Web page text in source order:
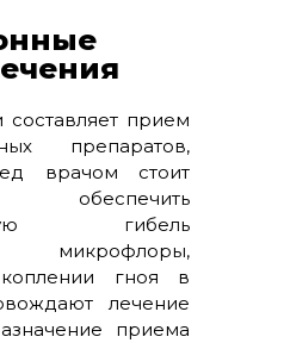
прием
препаратов,
врачом стоит
гибель
микрофлоры,
гноя в
лечение
приема